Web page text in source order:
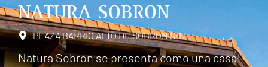
NATURA SOBRON
PLAZA BARRIO ALTO DE SOBRON S/N
Natura Sobron se presenta como una casa